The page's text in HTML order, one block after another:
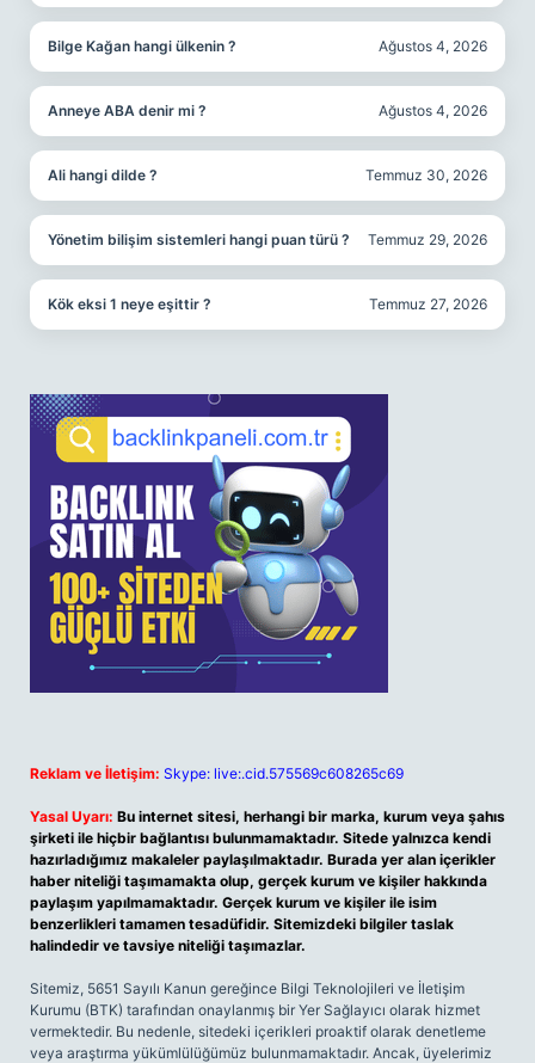
Bilge Kağan hangi ülkenin ? Ağustos 4, 2026
Anneye ABA denir mi ? Ağustos 4, 2026
Ali hangi dilde ? Temmuz 30, 2026
Yönetim bilişim sistemleri hangi puan türü ? Temmuz 29, 2026
Kök eksi 1 neye eşittir ? Temmuz 27, 2026
Reklam ve İletişim: Skype: live:.cid.575569c608265c69
Yasal Uyarı: Bu internet sitesi, herhangi bir marka, kurum veya şahıs
şirketi ile hiçbir bağlantısı bulunmamaktadır. Sitede yalnızca kendi
hazırladığımız makaleler paylaşılmaktadır. Burada yer alan içerikler
haber niteliği taşımamakta olup, gerçek kurum ve kişiler hakkında
paylaşım yapılmamaktadır. Gerçek kurum ve kişiler ile isim
benzerlikleri tamamen tesadüfidir. Sitemizdeki bilgiler taslak
halindedir ve tavsiye niteliği taşımazlar.
Sitemiz, 5651 Sayılı Kanun gereğince Bilgi Teknolojileri ve İletişim
Kurumu (BTK) tarafından onaylanmış bir Yer Sağlayıcı olarak hizmet
vermektedir. Bu nedenle, sitedeki içerikleri proaktif olarak denetleme
veya araştırma yükümlülüğümüz bulunmamaktadır. Ancak, üyelerimiz